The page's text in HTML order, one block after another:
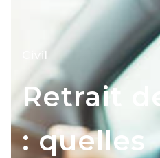
Civil
Retrait
: quelles